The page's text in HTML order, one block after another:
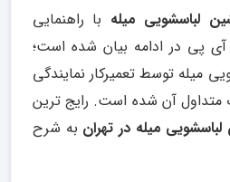
لباسشویی میله با راهنمایی
آی پی در ادامه بیان شده است؛
میله توسط تعمیرکار نمایندگی
متداول آن شده است. رایج ترین
میله در تهران به شرح